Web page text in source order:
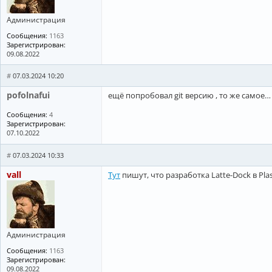
Администрация
Сообщения: 1163
Зарегистрирован:
09.08.2022
pofolnafui
Сообщения: 4
Зарегистрирован:
07.10.2022
# 07.03.2024 10:20
ещё попробовал git версию , то же самое…
vall
Администрация
Сообщения: 1163
Зарегистрирован:
09.08.2022
# 07.03.2024 10:33
Тут пишут, что разработка Latte-Dock в